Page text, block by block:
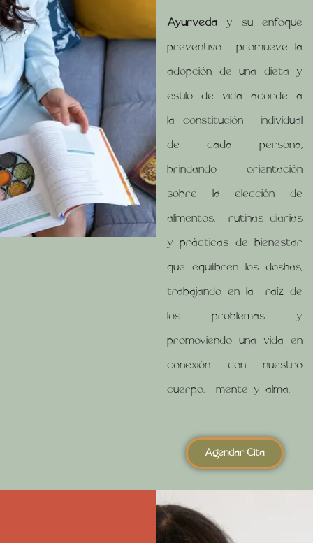
Ayurveda y su enfoque
preventivo promueve la
adopción de una dieta y
estilo de vida acorde a
la constitución individual
de cada persona,
brindando orientación
sobre la elección de
alimentos, rutinas diarias
y prácticas de bienestar
que equilibren los doshas,
trabajando en la raíz de
los problemas y
promoviendo una vida en
conexión con nuestro
cuerpo, mente y alma.
Agendar Cita